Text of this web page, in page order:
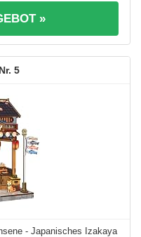
»
5
- Japanisches Izakaya